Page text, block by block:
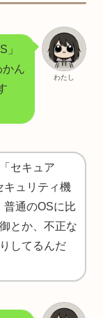
わたし
」
かん
セキュア
キュリティ機
普通のOSに比
とか、不正な
してるんだ